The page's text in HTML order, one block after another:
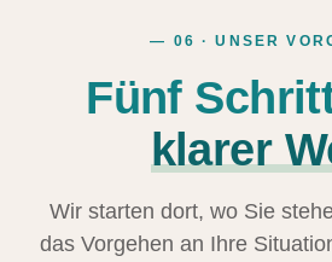
— 06 · UNSER
Fünf
klarer
Wir starten dort, wo Sie
das Vorgehen an Ihre